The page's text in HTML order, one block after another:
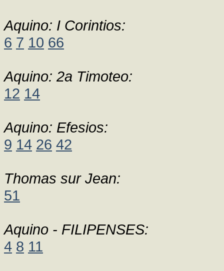
Aquino: I Corintios:
6 7 10 66
Aquino: 2a Timoteo:
12 14
Aquino: Efesios:
9 14 26 42
Thomas sur Jean:
51
Aquino - FILIPENSES:
4 8 11